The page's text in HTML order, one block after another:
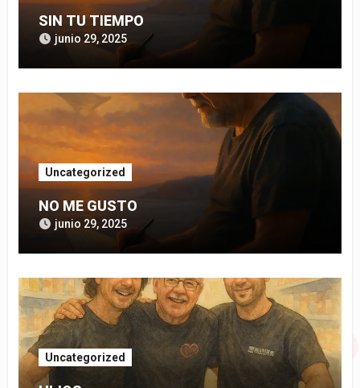
SIN TU TIEMPO
junio 29, 2025
Uncategorized
NO ME GUSTO
junio 29, 2025
Uncategorized